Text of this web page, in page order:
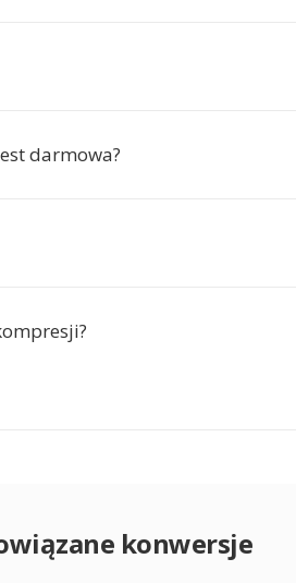
darmowa?
konwersje